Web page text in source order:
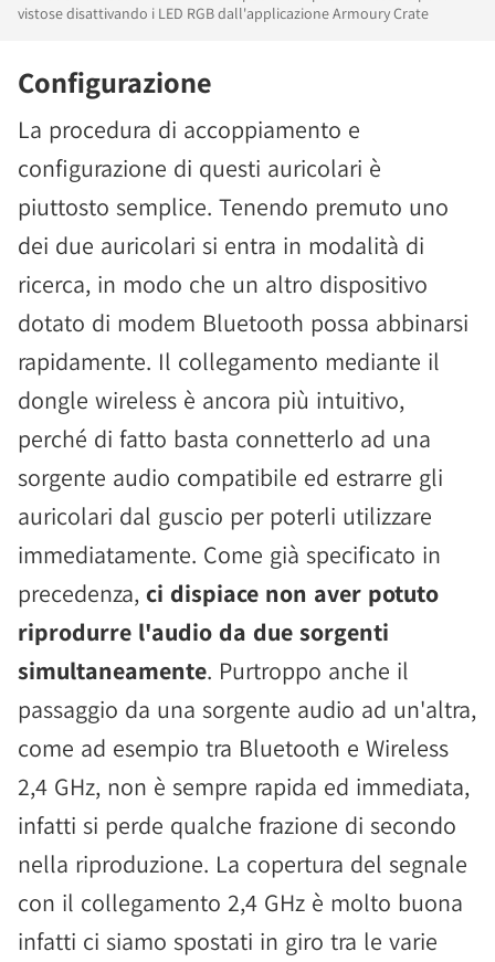
vistose disattivando i LED RGB dall'applicazione Armoury Crate
Configurazione
La procedura di accoppiamento e
configurazione di questi auricolari è
piuttosto semplice. Tenendo premuto uno
dei due auricolari si entra in modalità di
ricerca, in modo che un altro dispositivo
dotato di modem Bluetooth possa abbinarsi
rapidamente. Il collegamento mediante il
dongle wireless è ancora più intuitivo,
perché di fatto basta connetterlo ad una
sorgente audio compatibile ed estrarre gli
auricolari dal guscio per poterli utilizzare
immediatamente. Come già specificato in
precedenza, ci dispiace non aver potuto
riprodurre l'audio da due sorgenti
simultaneamente. Purtroppo anche il
passaggio da una sorgente audio ad un'altra,
come ad esempio tra Bluetooth e Wireless
2,4 GHz, non è sempre rapida ed immediata,
infatti si perde qualche frazione di secondo
nella riproduzione. La copertura del segnale
con il collegamento 2,4 GHz è molto buona
infatti ci siamo spostati in giro tra le varie